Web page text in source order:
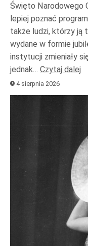
Święto Narodowego
lepiej poznać
także ludzi, którzy ją
wydane w formie
instytucji zmieniały
jednak… Czytaj dalej
4 sierpnia 2026